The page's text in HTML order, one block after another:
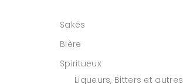
Sakés
Bière
Spiritueux
Liqueurs, Bitters et autres